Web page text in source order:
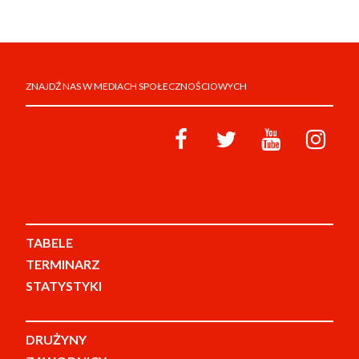
ZNAJDŹ NAS W MEDIACH SPOŁECZNOŚCIOWYCH
TABELE
TERMINARZ
STATYSTYKI
DRUŻYNY